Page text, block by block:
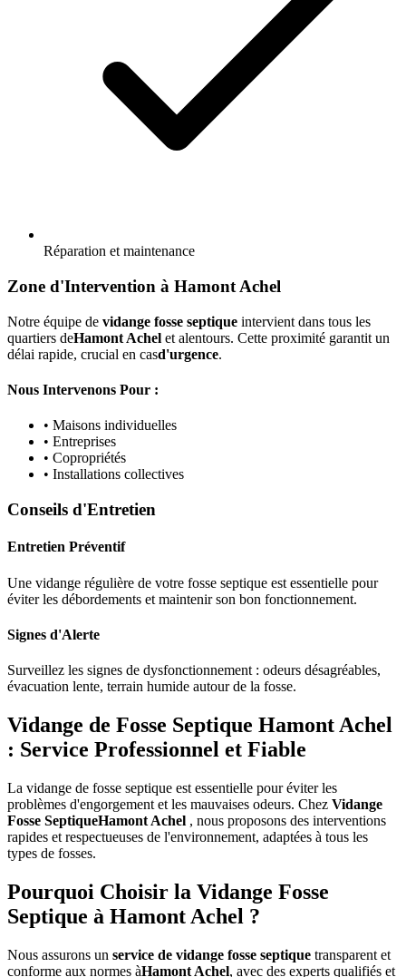
Réparation et maintenance
Zone d'Intervention à Hamont Achel
Notre équipe de vidange fosse septique intervient dans tous les
quartiers deHamont Achel et alentours. Cette proximité garantit un
délai rapide, crucial en casd'urgence.
Nous Intervenons Pour :
• Maisons individuelles
• Entreprises
• Copropriétés
• Installations collectives
Conseils d'Entretien
Entretien Préventif
Une vidange régulière de votre fosse septique est essentielle pour
éviter les débordements et maintenir son bon fonctionnement.
Signes d'Alerte
Surveillez les signes de dysfonctionnement : odeurs désagréables,
évacuation lente, terrain humide autour de la fosse.
Vidange de Fosse Septique Hamont Achel
: Service Professionnel et Fiable
La vidange de fosse septique est essentielle pour éviter les
problèmes d'engorgement et les mauvaises odeurs. Chez Vidange
Fosse SeptiqueHamont Achel , nous proposons des interventions
rapides et respectueuses de l'environnement, adaptées à tous les
types de fosses.
Pourquoi Choisir la Vidange Fosse
Septique à Hamont Achel ?
Nous assurons un service de vidange fosse septique transparent et
conforme aux normes àHamont Achel, avec des experts qualifiés et